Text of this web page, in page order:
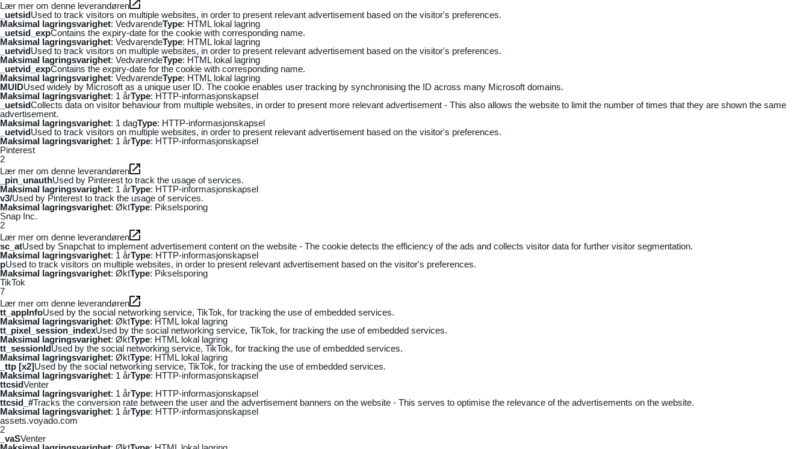
Lær mer om denne leverandøren
_uetsidUsed to track visitors on multiple websites, in order to present relevant advertisement based on the visitor's preferences.
Maksimal lagringsvarighet: VedvarendeType: HTML lokal lagring
_uetsid_expContains the expiry-date for the cookie with corresponding name.
Maksimal lagringsvarighet: VedvarendeType: HTML lokal lagring
_uetvidUsed to track visitors on multiple websites, in order to present relevant advertisement based on the visitor's preferences.
Maksimal lagringsvarighet: VedvarendeType: HTML lokal lagring
_uetvid_expContains the expiry-date for the cookie with corresponding name.
Maksimal lagringsvarighet: VedvarendeType: HTML lokal lagring
MUIDUsed widely by Microsoft as a unique user ID. The cookie enables user tracking by synchronising the ID across many Microsoft domains.
Maksimal lagringsvarighet: 1 årType: HTTP-informasjonskapsel
_uetsidCollects data on visitor behaviour from multiple websites, in order to present more relevant advertisement - This also allows the website to limit the number of times that they are shown the same
advertisement.
Maksimal lagringsvarighet: 1 dagType: HTTP-informasjonskapsel
_uetvidUsed to track visitors on multiple websites, in order to present relevant advertisement based on the visitor's preferences.
Maksimal lagringsvarighet: 1 årType: HTTP-informasjonskapsel
Pinterest
2
Lær mer om denne leverandøren
_pin_unauthUsed by Pinterest to track the usage of services.
Maksimal lagringsvarighet: 1 årType: HTTP-informasjonskapsel
v3/Used by Pinterest to track the usage of services.
Maksimal lagringsvarighet: ØktType: Pikselsporing
Snap Inc.
2
Lær mer om denne leverandøren
sc_atUsed by Snapchat to implement advertisement content on the website - The cookie detects the efficiency of the ads and collects visitor data for further visitor segmentation.
Maksimal lagringsvarighet: 1 årType: HTTP-informasjonskapsel
pUsed to track visitors on multiple websites, in order to present relevant advertisement based on the visitor's preferences.
Maksimal lagringsvarighet: ØktType: Pikselsporing
TikTok
7
Lær mer om denne leverandøren
tt_appInfoUsed by the social networking service, TikTok, for tracking the use of embedded services.
Maksimal lagringsvarighet: ØktType: HTML lokal lagring
tt_pixel_session_indexUsed by the social networking service, TikTok, for tracking the use of embedded services.
Maksimal lagringsvarighet: ØktType: HTML lokal lagring
tt_sessionIdUsed by the social networking service, TikTok, for tracking the use of embedded services.
Maksimal lagringsvarighet: ØktType: HTML lokal lagring
_ttp [x2]Used by the social networking service, TikTok, for tracking the use of embedded services.
Maksimal lagringsvarighet: 1 årType: HTTP-informasjonskapsel
ttcsidVenter
Maksimal lagringsvarighet: 1 årType: HTTP-informasjonskapsel
ttcsid_#Tracks the conversion rate between the user and the advertisement banners on the website - This serves to optimise the relevance of the advertisements on the website.
Maksimal lagringsvarighet: 1 årType: HTTP-informasjonskapsel
assets.voyado.com
2
_vaSVenter